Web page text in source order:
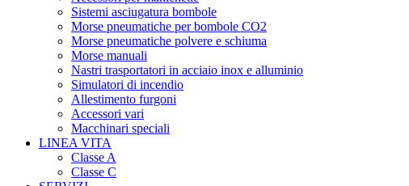
Sistemi asciugatura bombole
Morse pneumatiche per bombole CO2
Morse pneumatiche polvere e schiuma
Morse manuali
Nastri trasportatori in acciaio inox e alluminio
Simulatori di incendio
Allestimento furgoni
Accessori vari
Macchinari speciali
LINEA VITA
Classe A
Classe C